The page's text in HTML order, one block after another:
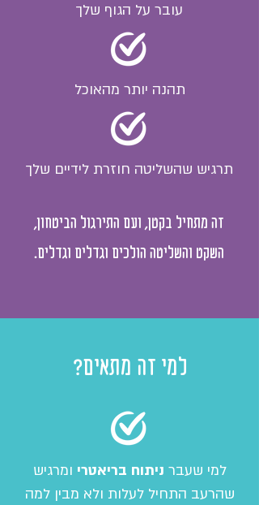
למי זה מתאים?
למי שעבר ניתוח בריאטרי ומרגיש
שהרעב התחיל לעלות ולא מבין למה
עובר על הגוף שלך
תהנה יותר מהאוכל
תרגיש שהשליטה חוזרת לידיים שלך
זה מתחיל בקטן, ועם התירגול הביטחון,
השקט והשליטה הולכים וגדלים וגדלים.